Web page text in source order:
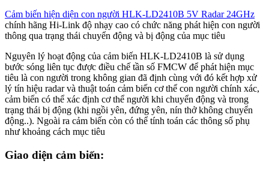
Cảm biến hiện diện con người HLK-LD2410B 5V Radar 24GHz
chính hãng Hi-Link độ nhạy cao có chức năng phát hiện con người
thông qua trạng thái chuyển động và bị động của mục tiêu
Nguyên lý hoạt động của cảm biến HLK-LD2410B là sử dụng
bước sóng liên tục được điều chế tần số FMCW để phát hiện mục
tiêu là con người trong không gian đã định cùng với đó kết hợp xử
lý tín hiệu radar và thuật toán cảm biến cơ thể con người chính xác,
cảm biến có thể xác định cơ thể người khi chuyển động và trong
trạng thái bị động (khi ngồi yên, đứng yên, nín thở không chuyển
động..). Ngoài ra cảm biến còn có thể tính toán các thông số phụ
như khoảng cách mục tiêu
Giao diện cảm biến: